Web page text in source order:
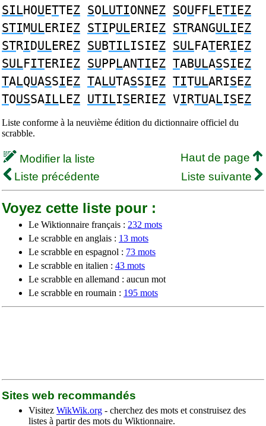
SILHOUETTEZ SOLUTIONNEZ SOUFFLETIEZ
STIMULERIEZ STIPULERIEZ STRANGULIEZ
STRIDULEREZ SUBTILISIEZ SULFATERIEZ
SULFITERIEZ SUPPLANTIEZ TABULASSIEZ
TALQUASSIEZ TALUTASSIEZ TITULARISEZ
TOUSSAILLEZ UTILISERIEZ VIRTUALISEZ
Liste conforme à la neuvième édition du dictionnaire officiel du
scrabble.
Modifier la liste
Haut de page
Liste précédente
Liste suivante
Voyez cette liste pour :
Le Wiktionnaire français : 232 mots
Le scrabble en anglais : 13 mots
Le scrabble en espagnol : 73 mots
Le scrabble en italien : 43 mots
Le scrabble en allemand : aucun mot
Le scrabble en roumain : 195 mots
Sites web recommandés
Visitez WikWik.org - cherchez des mots et construisez des
listes à partir des mots du Wiktionnaire.